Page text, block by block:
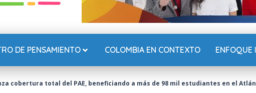
DE PENSAMIENTO COLOMBIA EN CONTEXTO ENFOQUE
cobertura total del PAE, beneficiando a más de 98 mil estudiantes en el